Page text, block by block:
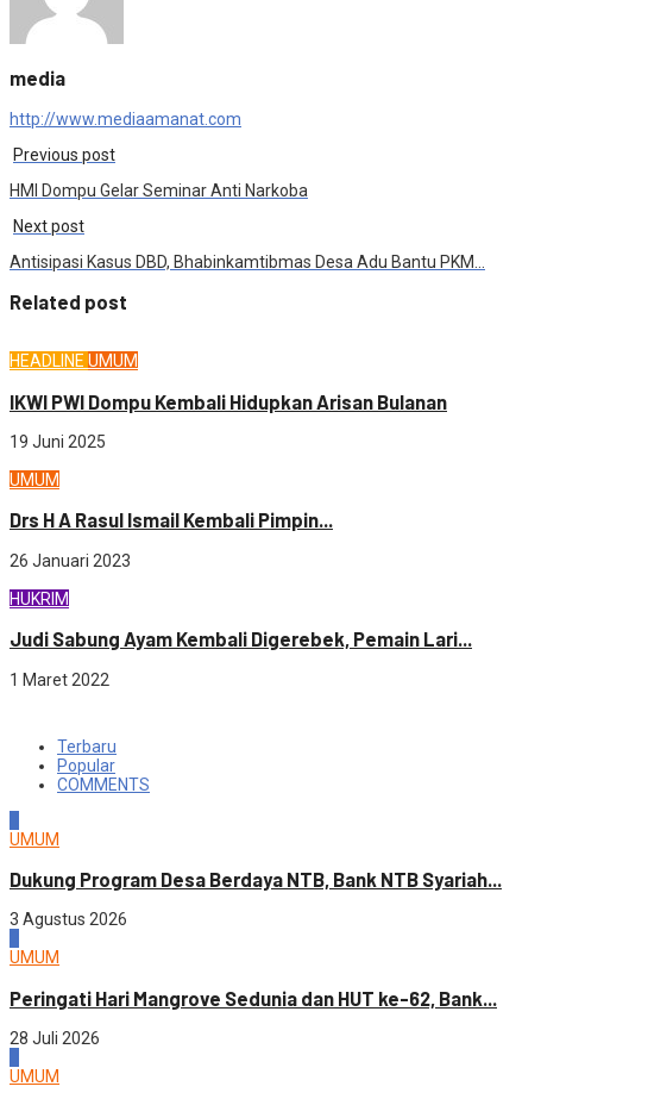
media
http://www.mediaamanat.com
Previous post
HMI Dompu Gelar Seminar Anti Narkoba
Next post
Antisipasi Kasus DBD, Bhabinkamtibmas Desa Adu Bantu PKM…
Related post
HEADLINE UMUM
IKWI PWI Dompu Kembali Hidupkan Arisan Bulanan
19 Juni 2025
UMUM
Drs H A Rasul Ismail Kembali Pimpin...
26 Januari 2023
HUKRIM
Judi Sabung Ayam Kembali Digerebek, Pemain Lari...
1 Maret 2022
Terbaru
Popular
COMMENTS
UMUM
Dukung Program Desa Berdaya NTB, Bank NTB Syariah...
3 Agustus 2026
UMUM
Peringati Hari Mangrove Sedunia dan HUT ke-62, Bank...
28 Juli 2026
UMUM